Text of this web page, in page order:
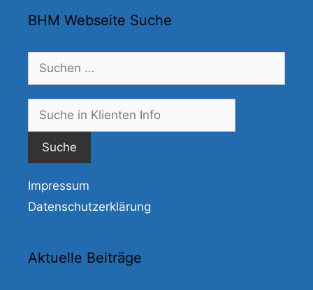
BHM Webseite Suche
Suchen
nach:
Impressum
Datenschutzerklärung
Aktuelle Beiträge